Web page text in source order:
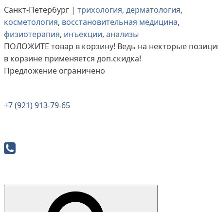
Санкт-Петербург | трихология, дерматология,
косметология, восстановительная медицина,
физиотерапия, инъекции, анализы
ПОЛОЖИТЕ товар в корзину! Ведь на некторые
в корзине применяется доп.скидка!
Предложение ограничено
+7 (921) 913-79-65